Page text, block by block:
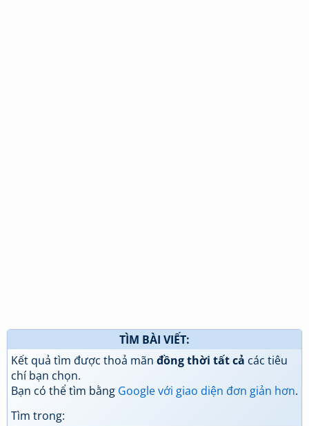
TÌM BÀI VIẾT:
Kết quả tìm được thoả mãn đồng thời tất cả các tiêu
chí bạn chọn.
Bạn có thể tìm bằng Google với giao diện đơn giản hơn.
Tìm trong: